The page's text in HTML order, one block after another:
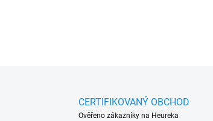
CERTIFIKOVANÝ OBCHOD
Ověřeno zákazníky na Heureka